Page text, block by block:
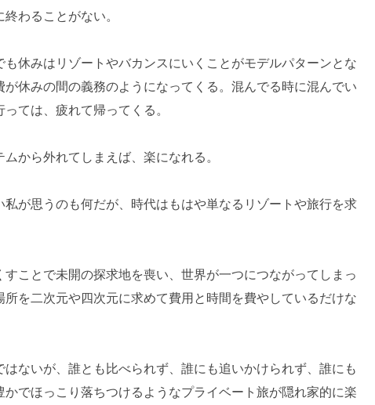
わることがない。
も休みはリゾートやバカンスにいくことがモデルパターンとな
が休みの間の義務のようになってくる。混んでる時に混んでい
ては、疲れて帰ってくる。
から外れてしまえば、楽になれる。
私が思うのも何だが、時代はもはや単なるリゾートや旅行を求
すことで未開の探求地を喪い、世界が一つにつながってしまっ
所を二次元や四次元に求めて費用と時間を費やしているだけな
ないが、誰とも比べられず、誰にも追いかけられず、誰にも
でほっこり落ちつけるようなプライベート旅が隠れ家的に楽